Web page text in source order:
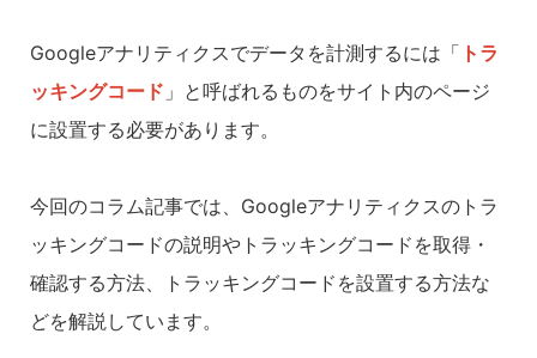
Googleアナリティクスでデータを計測するには「 トラ
ッキングコード 」と呼ばれるものをサイト内のページ
に設置する必要があります。
今回のコラム記事では、Googleアナリティクスのトラ
ッキングコードの説明やトラッキングコードを取得・
確認する方法、トラッキングコードを設置する方法な
どを解説しています。